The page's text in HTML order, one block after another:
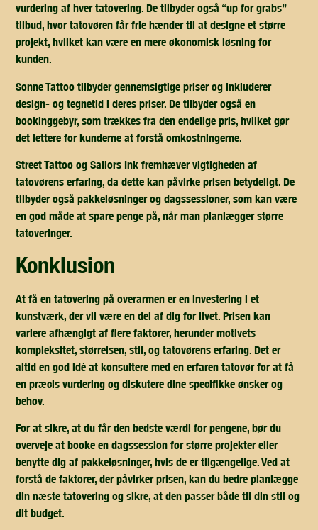
vurdering af hver tatovering. De tilbyder også “up for grabs”
tilbud, hvor tatovøren får frie hænder til at designe et større
projekt, hvilket kan være en mere økonomisk løsning for
kunden.
Sonne Tattoo tilbyder gennemsigtige priser og inkluderer
design- og tegnetid i deres priser. De tilbyder også en
bookinggebyr, som trækkes fra den endelige pris, hvilket gør
det lettere for kunderne at forstå omkostningerne.
Street Tattoo og Sailors Ink fremhæver vigtigheden af
tatovørens erfaring, da dette kan påvirke prisen betydeligt. De
tilbyder også pakkeløsninger og dagssessioner, som kan være
en god måde at spare penge på, når man planlægger større
tatoveringer.
konklusion
At få en tatovering på overarmen er en investering i et
kunstværk, der vil være en del af dig for livet. Prisen kan
variere afhængigt af flere faktorer, herunder motivets
kompleksitet, størrelsen, stil, og tatovørens erfaring. Det er
altid en god idé at konsultere med en erfaren tatovør for at få
en præcis vurdering og diskutere dine specifikke ønsker og
behov.
For at sikre, at du får den bedste værdi for pengene, bør du
overveje at booke en dagssession for større projekter eller
benytte dig af pakkeløsninger, hvis de er tilgængelige. Ved at
forstå de faktorer, der påvirker prisen, kan du bedre planlægge
din næste tatovering og sikre, at den passer både til din stil og
dit budget.